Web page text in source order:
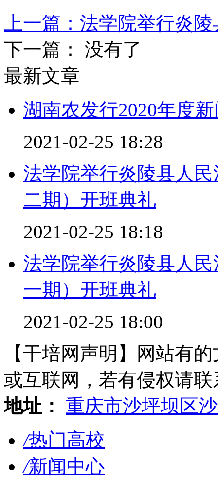
上一篇： 法学院举行炎
下一篇： 没有了
最新文章
湖南农发行2020年度
2021-02-25 18:28
法学院举行炎陵县人
二期）开班典礼
2021-02-25 18:18
法学院举行炎陵县人
一期）开班典礼
2021-02-25 18:00
【干培网声明】网站有
或互联网，若有侵权请联
地址：
重庆市沙坪坝区
/热门高校
/新闻中心